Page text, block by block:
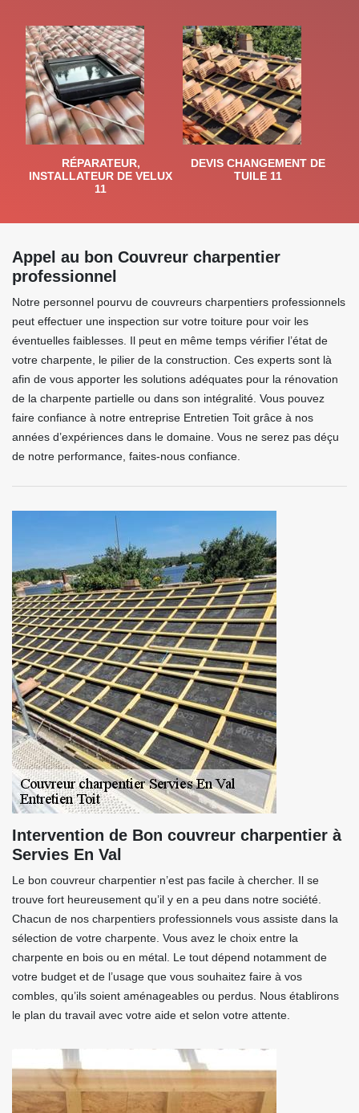
RÉPARATEUR,
INSTALLATEUR DE VELUX
11
DEVIS CHANGEMENT DE
TUILE 11
Appel au bon Couvreur charpentier
professionnel
Notre personnel pourvu de couvreurs charpentiers professionnels
peut effectuer une inspection sur votre toiture pour voir les
éventuelles faiblesses. Il peut en même temps vérifier l’état de
votre charpente, le pilier de la construction. Ces experts sont là
afin de vous apporter les solutions adéquates pour la rénovation
de la charpente partielle ou dans son intégralité. Vous pouvez
faire confiance à notre entreprise Entretien Toit grâce à nos
années d’expériences dans le domaine. Vous ne serez pas déçu
de notre performance, faites-nous confiance.
Intervention de Bon couvreur charpentier à
Servies En Val
Le bon couvreur charpentier n’est pas facile à chercher. Il se
trouve fort heureusement qu’il y en a peu dans notre société.
Chacun de nos charpentiers professionnels vous assiste dans la
sélection de votre charpente. Vous avez le choix entre la
charpente en bois ou en métal. Le tout dépend notamment de
votre budget et de l’usage que vous souhaitez faire à vos
combles, qu’ils soient aménageables ou perdus. Nous établirons
le plan du travail avec votre aide et selon votre attente.